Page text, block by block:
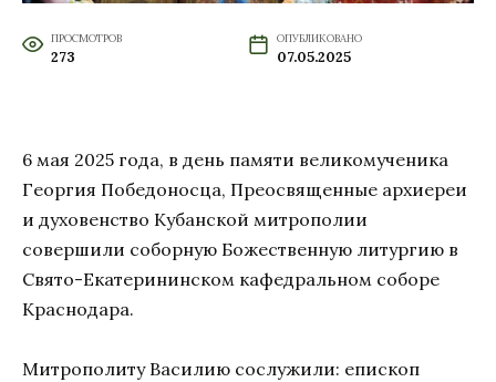
ПРОСМОТРОВ
273
ОПУБЛИКОВАНО
07.05.2025
6 мая 2025 года, в день памяти великомученика
Георгия Победоносца, Преосвященные архиереи
и духовенство Кубанской митрополии
совершили соборную Божественную литургию в
Свято-Екатерининском кафедральном соборе
Краснодара.
Митрополиту Василию сослужили: епископ